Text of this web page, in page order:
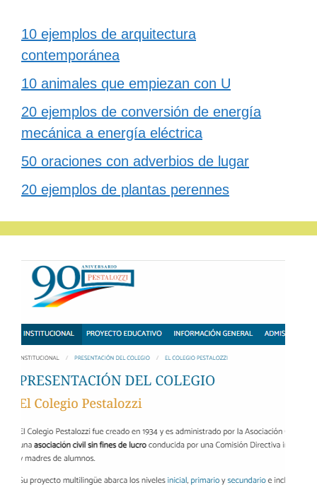
10 ejemplos de arquitectura
contemporánea
10 animales que empiezan con U
20 ejemplos de conversión de energía
mecánica a energía eléctrica
50 oraciones con adverbios de lugar
20 ejemplos de plantas perennes